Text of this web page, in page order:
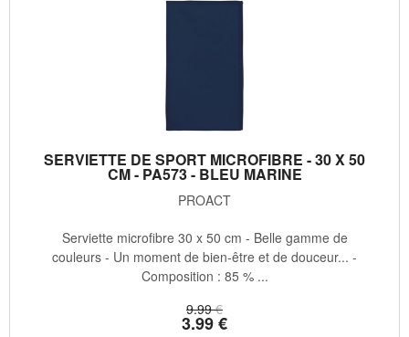
SERVIETTE DE SPORT MICROFIBRE - 30 X 50
CM - PA573 - BLEU MARINE
PROACT
9.99 €
3.99€
Serviette microfibre 30 x 50 cm - Belle gamme de
couleurs - Un moment de bien-être et de douceur... -
Composition : 85 % ...